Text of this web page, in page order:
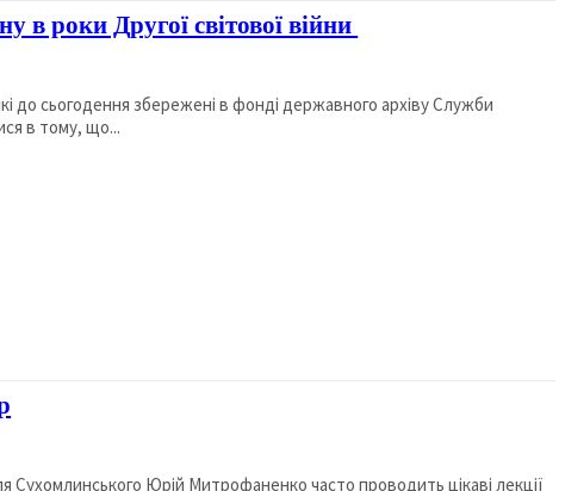
в роки Другої світової війни
до сьогодення збережені в фонді державного архіву Служби
в тому, що...